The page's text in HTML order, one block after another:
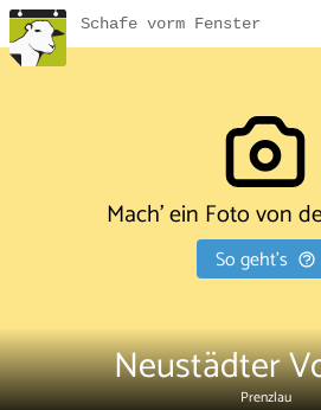
Schafe vorm Fenster
Mach' ein Foto von
So geht's
Neustädter
Prenzlau